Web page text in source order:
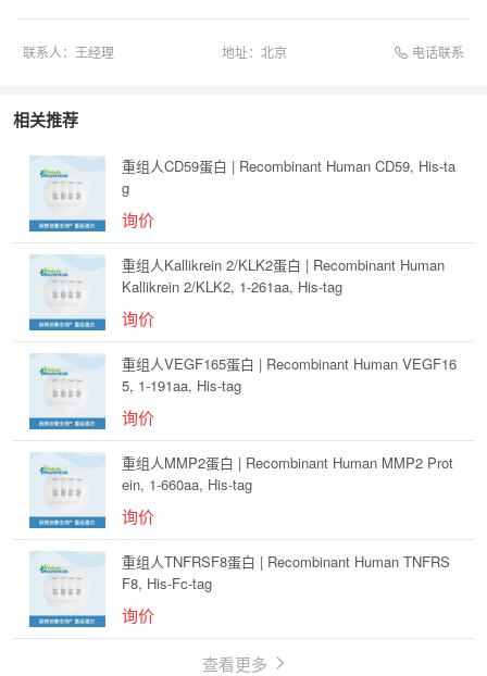
联系人： 王经理 地址： 北京 电话联系
相关推荐
重组人CD59蛋白 | Recombinant Human CD59, His-ta
g
询价
重组人Kallikrein 2/KLK2蛋白 | Recombinant Human
Kallikrein 2/KLK2, 1-261aa, His-tag
询价
重组人VEGF165蛋白 | Recombinant Human VEGF16
5, 1-191aa, His-tag
询价
重组人MMP2蛋白 | Recombinant Human MMP2 Prot
ein, 1-660aa, His-tag
询价
重组人TNFRSF8蛋白 | Recombinant Human TNFRS
F8, His-Fc-tag
询价
查看更多